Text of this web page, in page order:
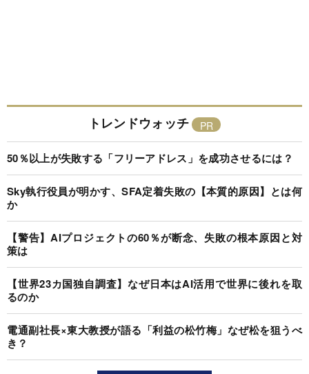
トレンドウォッチ
50％以上が失敗する「フリーアドレス」を成功させるには？
Sky執行役員が明かす、SFA定着失敗の【本質的原因】とは何
か
【警告】AIプロジェクトの60％が断念、失敗の根本原因と対
策は
【世界23カ国独自調査】なぜ日本はAI活用で世界に後れを取
るのか
電通副社長×東大教授が語る「利益の松竹梅」なぜ松を狙うべ
き？